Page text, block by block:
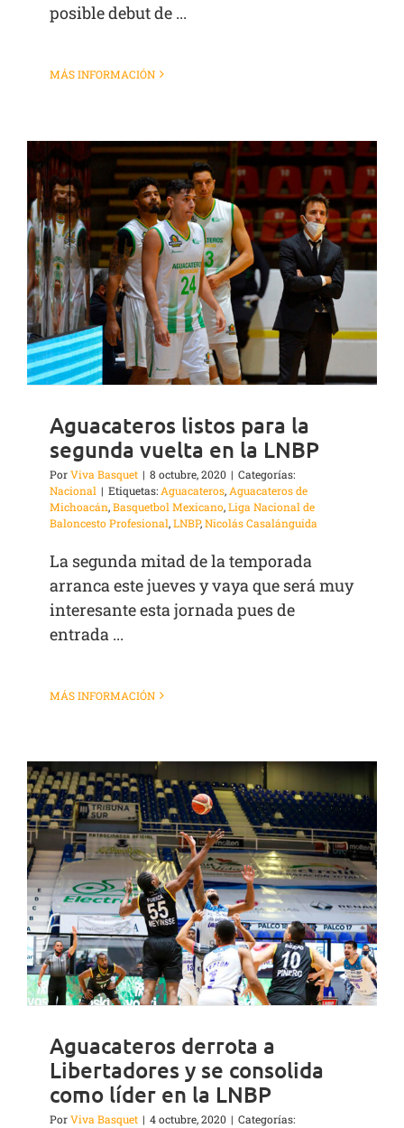
posible debut de ...
MÁS INFORMACIÓN
Aguacateros listos para la
segunda vuelta en la LNBP
PorViva Basquet | 8 octubre, 2020 | Categorías:
Nacional | Etiquetas: Aguacateros, Aguacateros de
Michoacán,Basquetbol Mexicano,Liga Nacional de
Baloncesto Profesional,LNBP,Nicolás Casalánguida
La segunda mitad de la temporada
arranca este jueves y vaya que será muy
interesante esta jornada pues de
entrada ...
MÁS INFORMACIÓN
Aguacateros derrota a
Libertadores y se consolida
como líder en la LNBP
PorViva Basquet | 4 octubre, 2020 | Categorías: